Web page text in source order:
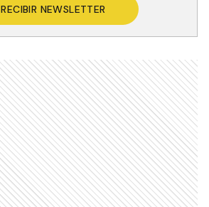
RECIBIR NEWSLETTER